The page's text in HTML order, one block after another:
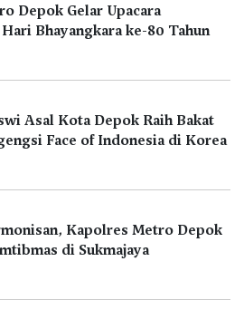
Depok Gelar Upacara
Bhayangkara ke-80 Tahun
Asal Kota Depok Raih Bakat
Face of Indonesia di Korea
Kapolres Metro Depok
di Sukmajaya